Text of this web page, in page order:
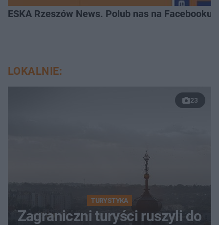
ESKA Rzeszów News. Polub nas na Facebooku!
LOKALNIE:
23
TURYSTYKA
Zagraniczni turyści ruszyli do